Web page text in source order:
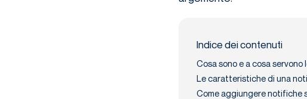
Indice dei contenuti
Cosa sono e a cosa servono
Le caratteristiche di una
Come aggiungere notifiche